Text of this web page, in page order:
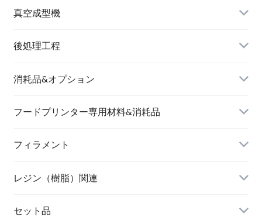
真空成型機
後処理工程
消耗品&オプション
フードプリンター専用材料&消耗品
フィラメント
レジン（樹脂）関連
セット品